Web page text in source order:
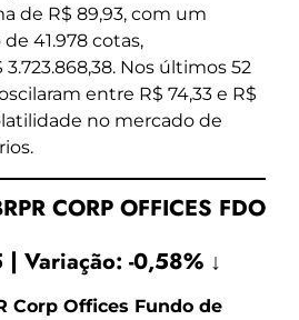
de R$ 89,93, com um
41.978 cotas,
Nos últimos 52
entre R$ 74,33 e R$
no mercado de
CORP OFFICES FDO
| Variação: -0,58% ↓
Corp Offices Fundo de